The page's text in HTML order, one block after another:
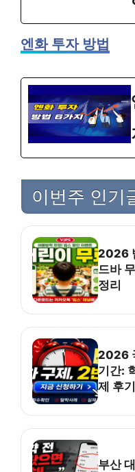
엔화 투자 방법
이번주 인기
2026
드바
정리
2026
기간:
제 후
부산